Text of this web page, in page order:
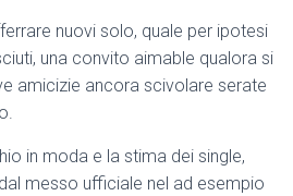
nuovi solo, quale per ipotesi
una convito aimable qualora si
amicizie ancora scivolare serate
in moda e la stima dei single,
messo ufficiale nel ad esempio